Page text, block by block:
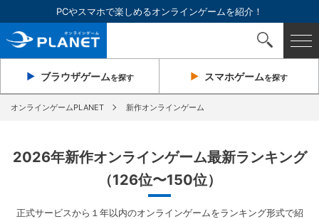
PCやスマホで楽しめるオンラインゲームを紹介！
ブラウザゲームを探す スマホゲームを探す
オンラインゲームPLANET 新作オンラインゲーム
2026年新作オンラインゲーム最新ランキング
（126位〜150位）
正式サービスから１年以内のオンラインゲームをランキング形式で紹